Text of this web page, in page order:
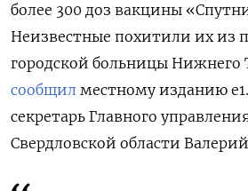
более 300 доз вакцины
Неизвестные похитили их из
городской больницы Нижнего
сообщил местному изданию
секретарь Главного
Свердловской области